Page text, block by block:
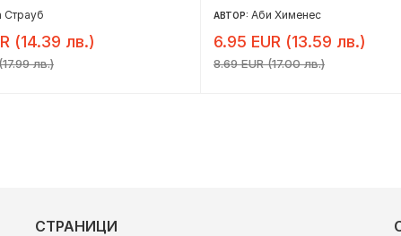
Страуб
(14.39 лв.)
лв.)
АВТОР: Аби Хименес
6.95 EUR (13.59 лв.)
8.69 EUR (17.00 лв.)
СТРАНИЦИ